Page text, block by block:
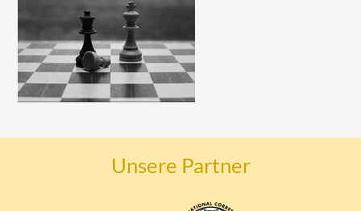
Unsere Partner